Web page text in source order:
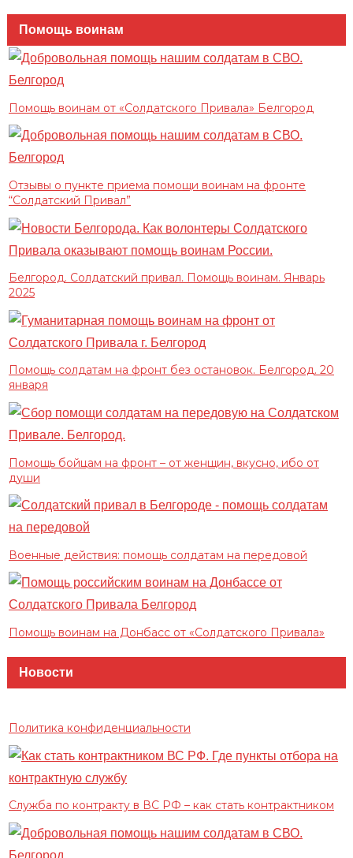
Помощь воинам
Помощь воинам от «Солдатского Привала» Белгород
Отзывы о пункте приема помощи воинам на фронте
“Солдатский Привал”
Белгород. Солдатский привал. Помощь воинам. Январь
2025
Помощь солдатам на фронт без остановок. Белгород. 20
января
Помощь бойцам на фронт – от женщин, вкусно, ибо от
души
Военные действия: помощь солдатам на передовой
Помощь воинам на Донбасс от «Солдатского Привала»
Новости
Политика конфиденциальности
Служба по контракту в ВС РФ – как стать контрактником